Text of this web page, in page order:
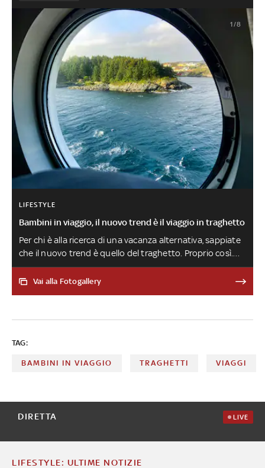
1/8
LIFESTYLE
Bambini in viaggio, il nuovo trend è il viaggio in traghetto
Per chi è alla ricerca di una vacanza alternativa, sappiate
che il nuovo trend è quello del traghetto. Proprio così.
L'estate 2024 sarà l'estate in cui si riscoprirà la lentezza,
ma anche la piacevolezza di trasformare anche lo
sportive da scoprire!
Vai alla Fotogallery
TAG:
BAMBINI IN VIAGGIO TRAGHETTI VIAGGI
DIRETTA LIVE
LIFESTYLE: ULTIME NOTIZIE